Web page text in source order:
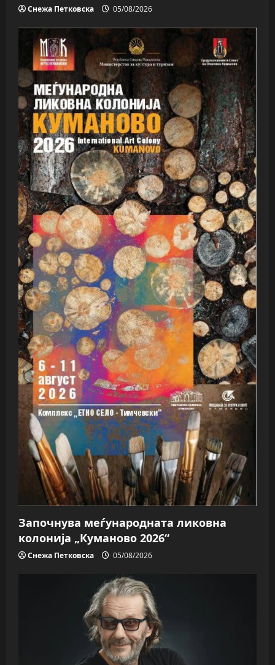
Снежа Петковска 05/08/2026
Започнува меѓународната ликовна
колонија „Куманово 2026“
Снежа Петковска 05/08/2026